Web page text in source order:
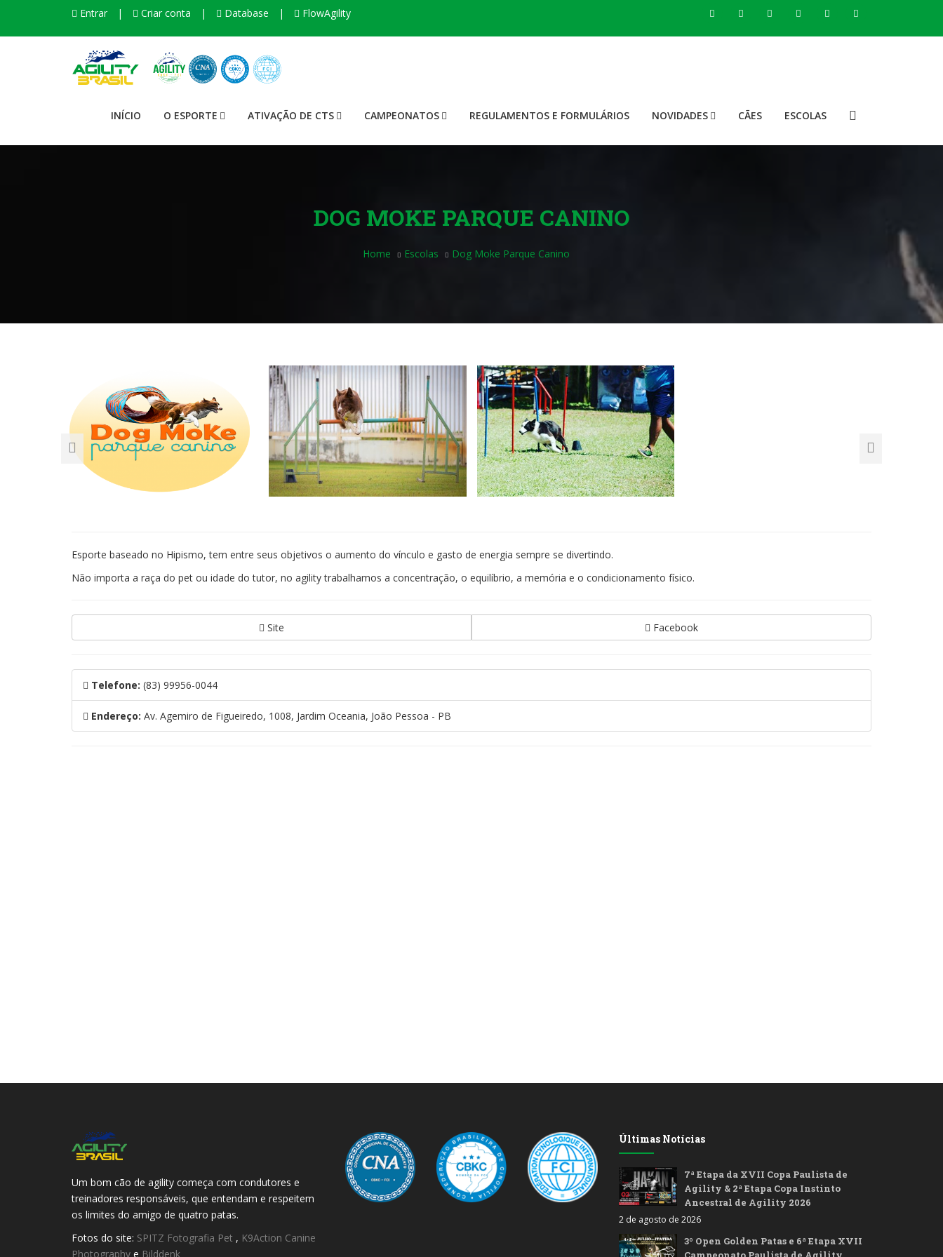
Entrar | Criar conta | Database | FlowAgility
INÍCIO O ESPORTE ATIVAÇÃO DE CTS CAMPEONATOS REGULAMENTOS E FORMULÁRIOS NOVIDADES CÃES ESCOLAS
DOG MOKE PARQUE CANINO
Home Escolas Dog Moke Parque Canino
Esporte baseado no Hipismo, tem entre seus objetivos o aumento do vínculo e gasto de energia sempre se divertindo.
Não importa a raça do pet ou idade do tutor, no agility trabalhamos a concentração, o equilíbrio, a memória e o condicionamento físico.
Site Facebook
Telefone: (83) 99956-0044
Endereço: Av. Agemiro de Figueiredo, 1008, Jardim Oceania, João Pessoa - PB
Um bom cão de agility começa com condutores e
treinadores responsáveis, que entendam e respeitem
os limites do amigo de quatro patas.
Fotos do site: SPITZ Fotografia Pet , K9Action Canine
Photography e Bilddenk
Últimas Notícias
7ª Etapa da XVII Copa Paulista de
Agility & 2ª Etapa Copa Instinto
Ancestral de Agility 2026
2 de agosto de 2026
3º Open Golden Patas e 6ª Etapa XVII